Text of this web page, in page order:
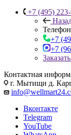
+7 (495)
+7
+7
Контактная
г. Мытищи д.
Вконтакте
Telegram
YouTube